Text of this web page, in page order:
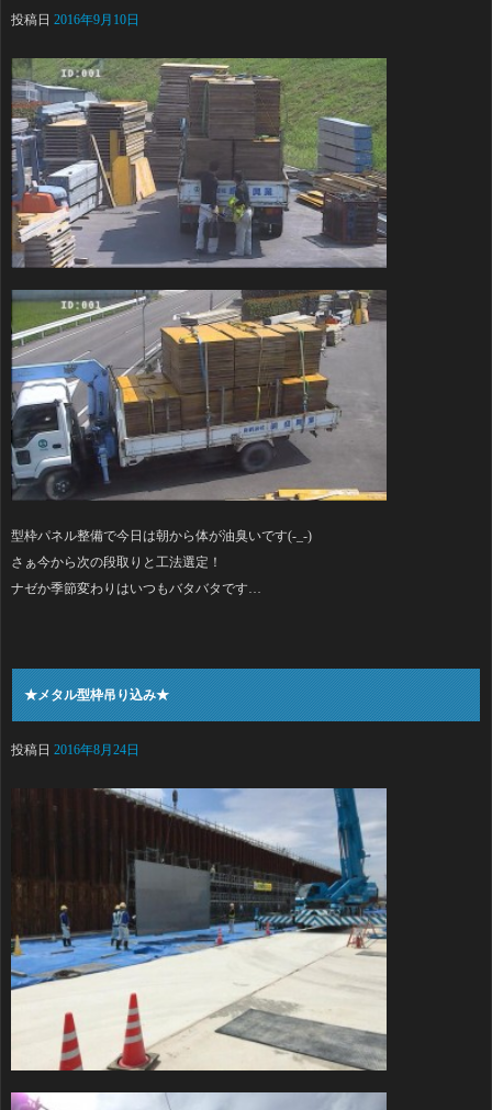
投稿日 2016年9月10日
型枠パネル整備で今日は朝から体が油臭いです(-_-)
さぁ今から次の段取りと工法選定！
ナゼか季節変わりはいつもバタバタです…
★メタル型枠吊り込み★
投稿日 2016年8月24日